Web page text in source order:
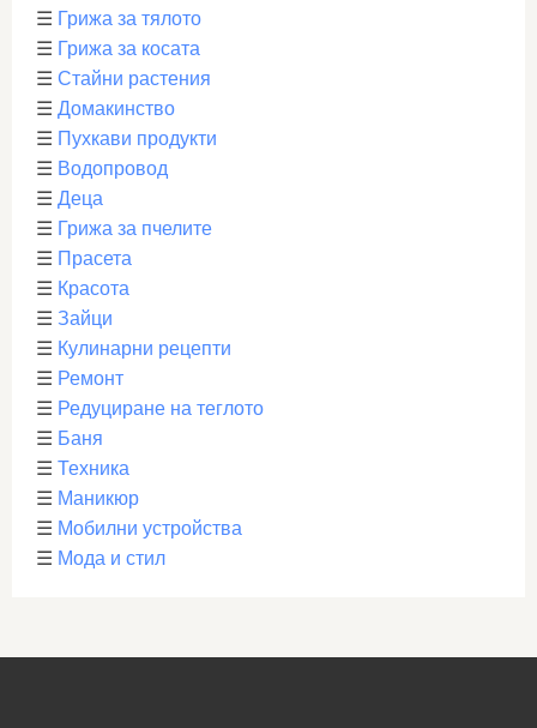
☰ Грижа за тялото
☰ Грижа за косата
☰ Стайни растения
☰ Домакинство
☰ Пухкави продукти
☰ Водопровод
☰ Деца
☰ Грижа за пчелите
☰ Прасета
☰ Красота
☰ Зайци
☰ Кулинарни рецепти
☰ Ремонт
☰ Редуциране на теглото
☰ Баня
☰ Техника
☰ Маникюр
☰ Мобилни устройства
☰ Мода и стил